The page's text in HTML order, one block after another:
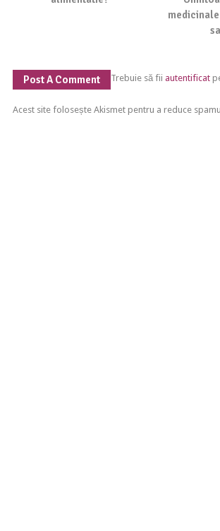
Post A Comment Trebuie să fii autentificat
Acest site folosește Akismet pentru a reduce